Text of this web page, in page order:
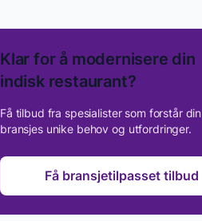
Klar for å modernisere din
indisk restaurant?
Få tilbud fra spesialister som forstår din
bransjes unike behov og utfordringer.
Få bransjetilpasset tilbud